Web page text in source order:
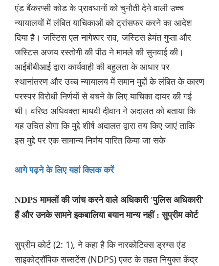
एंड बैंकरप्सी कोड के प्रावधानों को चुनौती देने वाली उच्च
न्यायालयों में लंबित याचिकाओं को ट्रांसफर करने का आदेश
दिया है। जस्टिस एल नागेश्वर राव, जस्टिस हेमंत गुप्ता और
जस्टिस अजय रस्तोगी की पीठ ने मामले की सुनवाई की।
आईबीबीआई द्वारा कार्यवाही की बहुलता के आधार पर
स्थानांतरण और उच्च न्यायालय में समान मुद्दों के लंबित के कारण
परस्पर विरोधी निर्णयों से बचने के लिए याचिका दायर की गई
थी। वरिष्ठ अधिवक्ता माधवी दीवान ने अदालत को बताया कि
यह उचित होगा कि मुद्दे शीर्ष अदालत द्वारा तय किए जाएं ताकि
इस मुद्दे पर एक सामान्य निर्णय पारित किया जा सके
आगे पढ़ने के लिए यहां क्लिक करें
NDPS मामलों की जांच करने वाले अधिकारी 'पुलिस अधिकारी'
हैं और उनके सामने इकबालिया बयान मान्य नहीं : सुप्रीम कोर्ट
सुप्रीम कोर्ट (2: 1), ने कहा है कि नारकोटिक्स ड्रग्स एंड
साइकोट्रॉपिक सब्सटेंस (NDPS) एक्ट के तहत नियुक्त केंद्र